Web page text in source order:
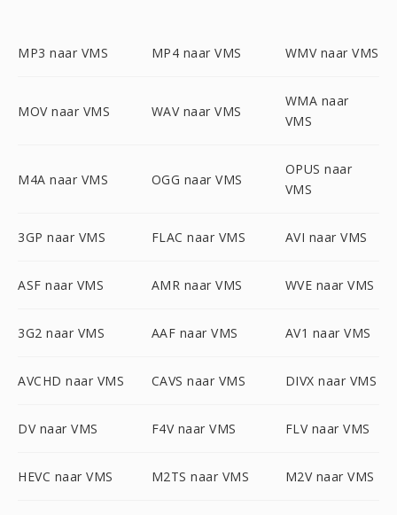
MP3 naar VMS MP4 naar VMS WMV naar VMS
MOV naar VMS WAV naar VMS
WMA naar
VMS
M4A naar VMS OGG naar VMS
OPUS naar
VMS
3GP naar VMS FLAC naar VMS AVI naar VMS
ASF naar VMS AMR naar VMS WVE naar VMS
3G2 naar VMS AAF naar VMS AV1 naar VMS
AVCHD naar VMS CAVS naar VMS DIVX naar VMS
DV naar VMS F4V naar VMS FLV naar VMS
HEVC naar VMS M2TS naar VMS M2V naar VMS